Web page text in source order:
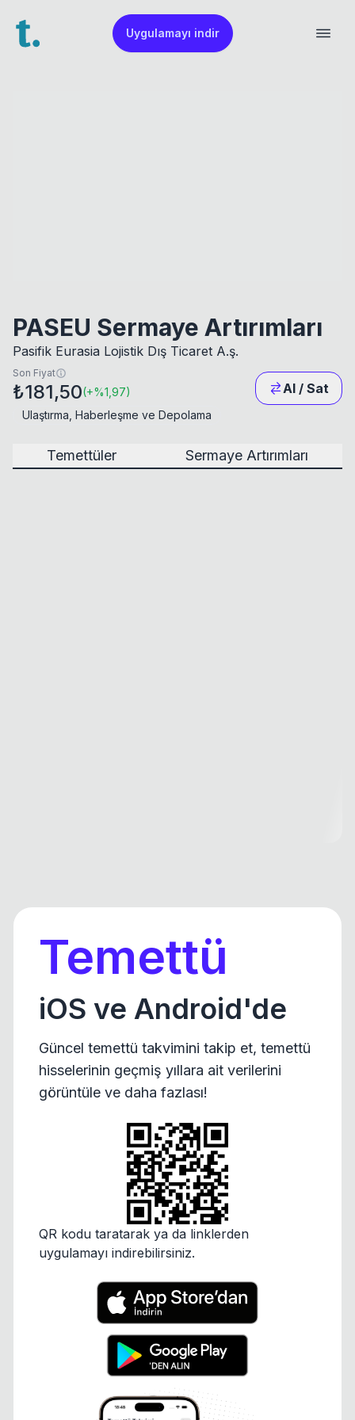
Uygulamayı indir
PASEU Sermaye Artırımları
Pasifik Eurasia Lojistik Dış Ticaret A.ş.
Son Fiyat
₺181,50(+%1,97) Al / Sat
Ulaştırma, Haberleşme ve Depolama
Temettüler Sermaye Artırımları
Temettü
iOS ve Android'de
Güncel temettü takvimini takip et, temettü
hisselerinin geçmiş yıllara ait verilerini
görüntüle ve daha fazlası!
QR kodu taratarak ya da linklerden
uygulamayı indirebilirsiniz.